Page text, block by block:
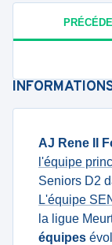
AJ Rene II
l'équipe
Seniors D2
L'équipe
la ligue
équipes